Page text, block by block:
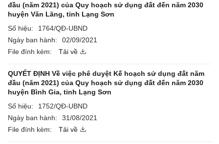
đầu (năm 2021) của Quy hoạch sử dụng đất đến năm 2030
huyện Văn Lãng, tỉnh Lạng Sơn
Số hiệu:
1764/QĐ-UBND
Ngày ban hành:
02/09/2021
File đính kèm:
Tải về
QUYẾT ĐỊNH Về việc phê duyệt Kế hoạch sử dụng đất năm
đầu (năm 2021) của Quy hoạch sử dụng đất đến năm 2030
huyện Bình Gia, tỉnh Lạng Sơn
Số hiệu:
1752/QĐ-UBND
Ngày ban hành:
31/08/2021
File đính kèm:
Tải về